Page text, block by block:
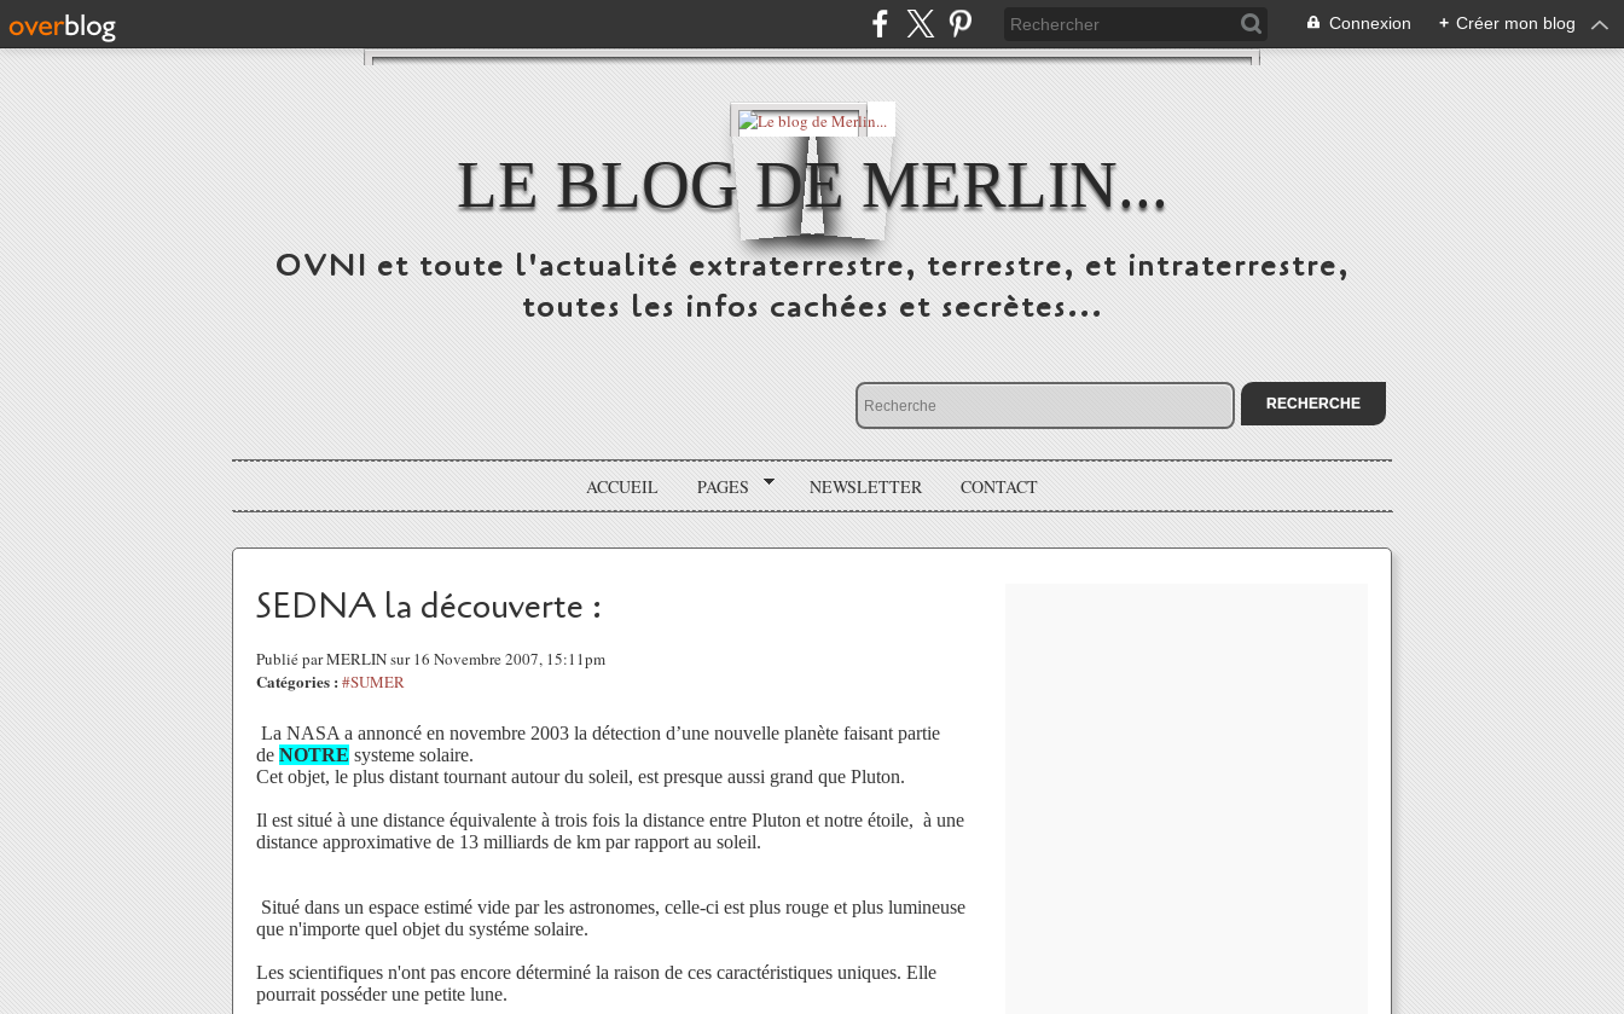
Connexion + Créer mon blog
LE BLOG DE MERLIN...
OVNI et toute l'actualité extraterrestre, terrestre, et intraterrestre,
toutes les infos cachées et secrètes...
ACCUEIL PAGES NEWSLETTER CONTACT
SEDNA la découverte :
Publié par MERLIN sur 16 Novembre 2007, 15:11pm
Catégories : #SUMER
La NASA a annoncé en novembre 2003 la détection d’une nouvelle planète faisant partie
de NOTRE systeme solaire.
Cet objet, le plus distant tournant autour du soleil, est presque aussi grand que Pluton.
Il est situé à une distance équivalente à trois fois la distance entre Pluton et notre étoile, à une
distance approximative de 13 milliards de km par rapport au soleil.
Situé dans un espace estimé vide par les astronomes, celle-ci est plus rouge et plus lumineuse
que n'importe quel objet du systéme solaire.
Les scientifiques n'ont pas encore déterminé la raison de ces caractéristiques uniques. Elle
pourrait posséder une petite lune.